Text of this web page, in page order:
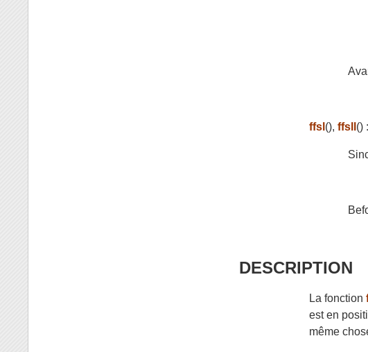
ffsl (),ffsll () :
DESCRIPTION
La fonction
est en
même